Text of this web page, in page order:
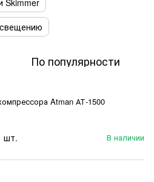
Skimmer
По популярности
Atman АТ-1500
В наличии
шт.